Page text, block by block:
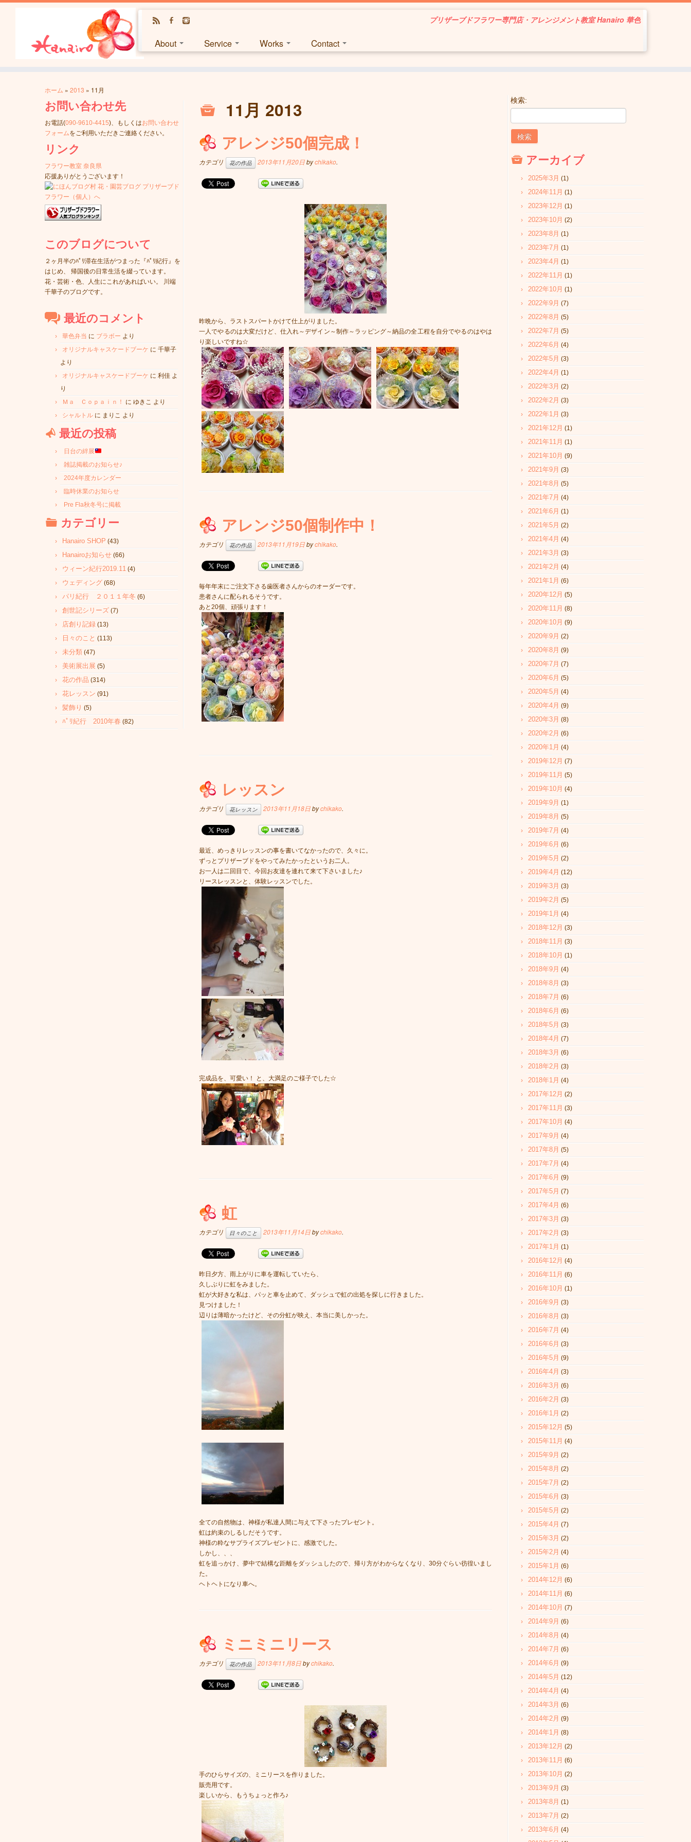
プリザーブドフラワー専門店・アレンジメント教室 Hanairo 華色
About Service Works Contact
ホーム » 2013 » 11月
お問い合わせ先
お電話(090-9610-4415)、もしくはお問い合わせ
フォームをご利用いただきご連絡ください。
リンク
フラワー教室 奈良県
応援ありがとうございます！
このブログについて
２ヶ月半のﾊﾟﾘ滞在生活がつまった『ﾊﾟﾘ紀行』を
はじめ、 帰国後の日常生活を綴っています。
花・芸術・色、人生にこれがあればいい。 川端
千華子のブログです。
最近のコメント
華色弁当 に ブラボー より
オリジナルキャスケードブーケ に 千華子
より
オリジナルキャスケードブーケ に 利佳 よ
り
Ｍａ Ｃｏｐａｉｎ！
に ゆきこ より
シャルトル に まりこ より
最近の投稿
日台の絆展
雑誌掲載のお知らせ♪
2024年度カレンダー
臨時休業のお知らせ
Pre Fla秋冬号に掲載
カテゴリー
Hanairo SHOP (43)
Hanairoお知らせ (66)
ウィーン紀行2019.11 (4)
ウェディング (68)
パリ紀行 ２０１１年冬 (6)
創世記シリーズ (7)
店創り記録 (13)
日々のこと (113)
未分類 (47)
美術展出展 (5)
花の作品 (314)
花レッスン (91)
髪飾り (5)
ﾊﾟﾘ紀行 2010年春 (82)
11月 2013
アレンジ50個完成！
カテゴリ 花の作品 2013年11月20日bychikako.
昨晩から、ラストスパートかけて仕上がりました。
一人でやるのは大変だけど、仕入れ～デザイン～制作～ラッピング～納品の全工程を自分でやるのはやは
り楽しいですね☆
アレンジ50個制作中！
カテゴリ 花の作品 2013年11月19日bychikako.
毎年年末にご注文下さる歯医者さんからのオーダーです。
患者さんに配られるそうです。
あと20個、頑張ります！
レッスン
カテゴリ 花レッスン 2013年11月18日bychikako.
最近、めっきりレッスンの事を書いてなかったので、久々に。
ずっとプリザーブドをやってみたかったというお二人。
お一人は二回目で、今回お友達を連れて来て下さいました♪
リースレッスンと、体験レッスンでした。
完成品を、可愛い！ と、大満足のご様子でした☆
虹
カテゴリ 日々のこと 2013年11月14日bychikako.
昨日夕方、雨上がりに車を運転していたら、
久しぶりに虹をみました。
虹が大好きな私は、パッと車を止めて、ダッシュで虹の出処を探しに行きました。
見つけました！
辺りは薄暗かったけど、その分虹が映え、本当に美しかった。
全ての自然物は、神様が私達人間に与えて下さったプレゼント。
虹は約束のしるしだそうです。
神様の粋なサプライズプレゼントに、感激でした。
しかし、、、
虹を追っかけ、夢中で結構な距離をダッシュしたので、帰り方がわからなくなり、30分ぐらい彷徨いまし
た。
ヘトヘトになり車へ。
ミニミニリース
カテゴリ 花の作品 2013年11月8日bychikako.
手のひらサイズの、ミニリースを作りました。
販売用です。
楽しいから、もうちょっと作ろ♪
検索:
アーカイブ
2025年3月 (1)
2024年11月 (1)
2023年12月 (1)
2023年10月 (2)
2023年8月 (1)
2023年7月 (1)
2023年4月 (1)
2022年11月 (1)
2022年10月 (1)
2022年9月 (7)
2022年8月 (5)
2022年7月 (5)
2022年6月 (4)
2022年5月 (3)
2022年4月 (1)
2022年3月 (2)
2022年2月 (3)
2022年1月 (3)
2021年12月 (1)
2021年11月 (1)
2021年10月 (9)
2021年9月 (3)
2021年8月 (5)
2021年7月 (4)
2021年6月 (1)
2021年5月 (2)
2021年4月 (4)
2021年3月 (3)
2021年2月 (4)
2021年1月 (6)
2020年12月 (5)
2020年11月 (8)
2020年10月 (9)
2020年9月 (2)
2020年8月 (9)
2020年7月 (7)
2020年6月 (5)
2020年5月 (4)
2020年4月 (9)
2020年3月 (8)
2020年2月 (6)
2020年1月 (4)
2019年12月 (7)
2019年11月 (5)
2019年10月 (4)
2019年9月 (1)
2019年8月 (5)
2019年7月 (4)
2019年6月 (6)
2019年5月 (2)
2019年4月 (12)
2019年3月 (3)
2019年2月 (5)
2019年1月 (4)
2018年12月 (3)
2018年11月 (3)
2018年10月 (1)
2018年9月 (4)
2018年8月 (3)
2018年7月 (6)
2018年6月 (6)
2018年5月 (3)
2018年4月 (7)
2018年3月 (6)
2018年2月 (3)
2018年1月 (4)
2017年12月 (2)
2017年11月 (3)
2017年10月 (4)
2017年9月 (4)
2017年8月 (5)
2017年7月 (4)
2017年6月 (9)
2017年5月 (7)
2017年4月 (6)
2017年3月 (3)
2017年2月 (3)
2017年1月 (1)
2016年12月 (4)
2016年11月 (6)
2016年10月 (1)
2016年9月 (3)
2016年8月 (3)
2016年7月 (4)
2016年6月 (3)
2016年5月 (9)
2016年4月 (3)
2016年3月 (6)
2016年2月 (3)
2016年1月 (2)
2015年12月 (5)
2015年11月 (4)
2015年9月 (2)
2015年8月 (2)
2015年7月 (2)
2015年6月 (3)
2015年5月 (2)
2015年4月 (7)
2015年3月 (2)
2015年2月 (4)
2015年1月 (6)
2014年12月 (6)
2014年11月 (6)
2014年10月 (7)
2014年9月 (6)
2014年8月 (4)
2014年7月 (6)
2014年6月 (9)
2014年5月 (12)
2014年4月 (4)
2014年3月 (6)
2014年2月 (9)
2014年1月 (8)
2013年12月 (2)
2013年11月 (6)
2013年10月 (2)
2013年9月 (3)
2013年8月 (1)
2013年7月 (2)
2013年6月 (4)